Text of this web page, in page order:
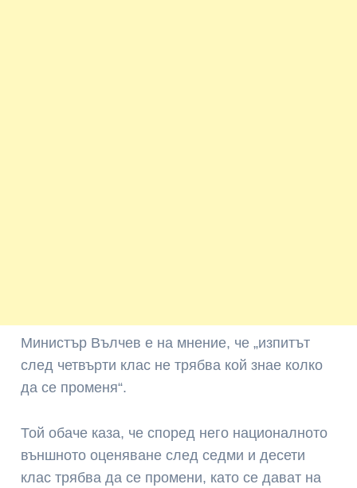
Министър Вълчев е на мнение, че „изпитът
след четвърти клас не трябва кой знае колко
да се променя“.
Той обаче каза, че според него националното
външното оценяване след седми и десети
клас трябва да се промени, като се дават на